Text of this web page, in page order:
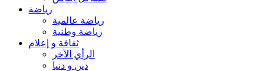
رياضة
رياضة عالمية
رياضة وطنية
ثقافة و إعلام
الرأي الآخر
دين و دنيا